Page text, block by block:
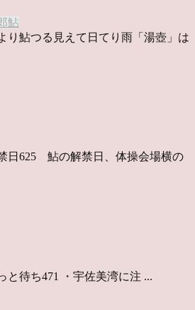
鮎
り鮎つる見えて日てり雨「湯壺」は
日625 鮎の解禁日、体操会場横の
と待ち471 ・宇佐美湾に注 ...